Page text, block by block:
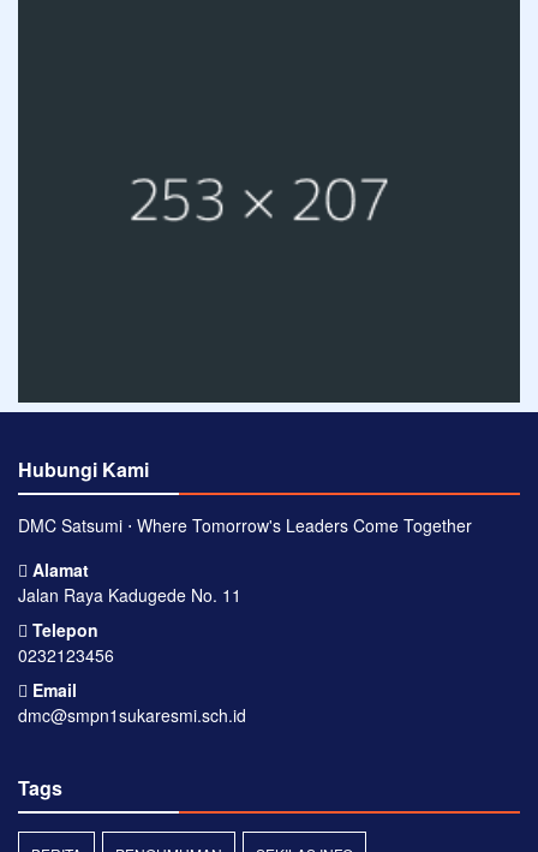
Hubungi Kami
DMC Satsumi ⋅ Where Tomorrow's Leaders Come Together
Alamat
Jalan Raya Kadugede No. 11
Telepon
0232123456
Email
dmc@smpn1sukaresmi.sch.id
Tags